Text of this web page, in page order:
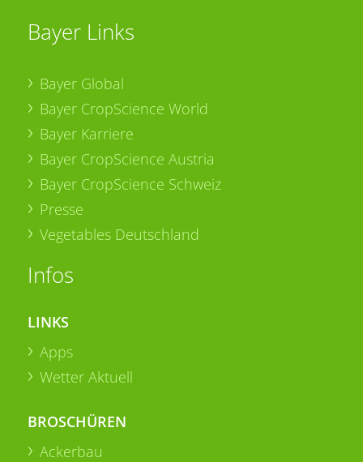
Bayer Links
Bayer Global
Bayer CropScience World
Bayer Karriere
Bayer CropScience Austria
Bayer CropScience Schweiz
Presse
Vegetables Deutschland
Infos
LINKS
Apps
Wetter Aktuell
BROSCHÜREN
Ackerbau